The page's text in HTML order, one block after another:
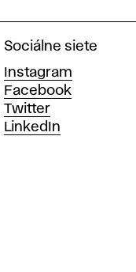
Sociálne siete
Instagram
Facebook
Twitter
LinkedIn